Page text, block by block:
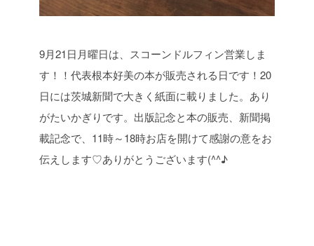
9月21日月曜日は、スコーンドルフィン営業しま
す！！代表根本好美の本が販売される日です！20
日には茨城新聞で大きく紙面に載りました。あり
がたいかぎりです。出版記念と本の販売、新聞掲
載記念で、11時～18時お店を開けて感謝の意をお
伝えします♡ありがとうございます(^^♪